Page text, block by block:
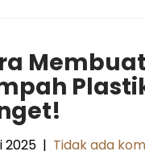
2025 | Tidak ada